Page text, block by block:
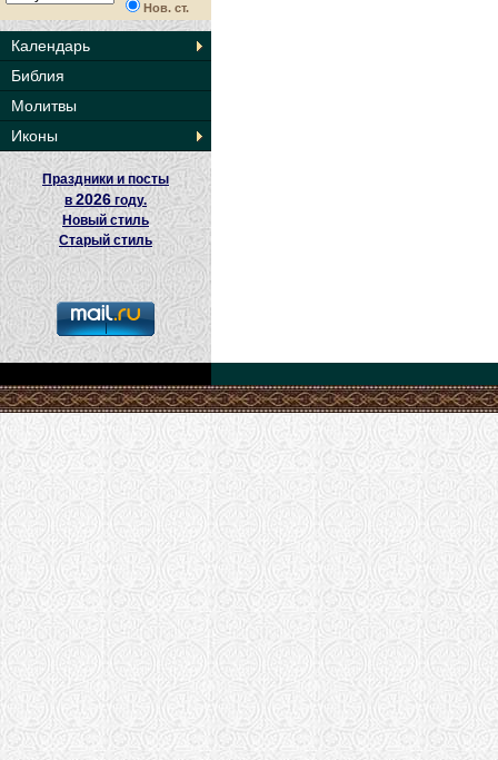
Нов. ст.
Календарь
Библия
Молитвы
Иконы
Праздники и посты
в2026 году.
Новый стиль
Старый стиль